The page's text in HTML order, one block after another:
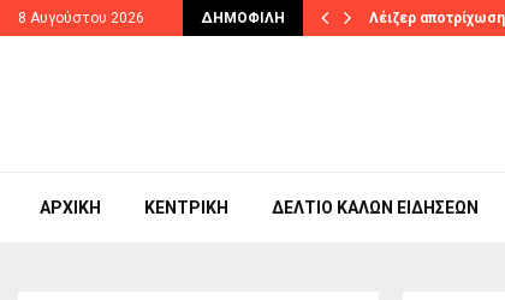
8 Αυγούστου 2026 ΔΗΜΟΦΙΛΉ
έως… Λέιζερ
ΑΡΧΙΚΉ ΚΕΝΤΡΙΚΉ ΔΕΛΤΊΟ ΚΑΛΏΝ ΕΙΔΉΣΕΩΝ